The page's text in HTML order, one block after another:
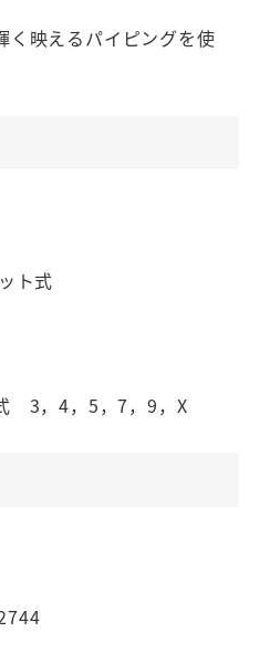
く映えるパイピングを使
ト式
3，4，5，7，9，X